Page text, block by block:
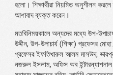
হলো। শিক্ষার্থীরা নিয়মিত অনুশীলন
আশাবাদ ব্যক্ত করেন।
মতবিনিময়কালে অন্যদের মধ্যে উপ-
উদ্দীন, উপ-উপাচার্য (শিক্ষা) প্রফেসর
প্রফেসর ইফতিখারুল আলম মাসউদ,
নজরুল ইসলাম, অফিস অব ইন্টারন্যাশনাল